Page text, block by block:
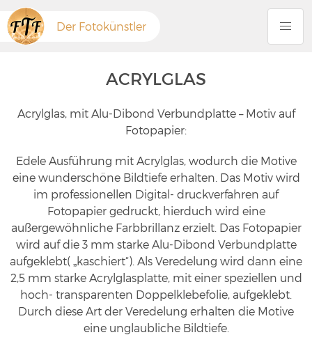
Der Fotokünstler
ACRYLGLAS
Acrylglas, mit Alu-Dibond Verbundplatte – Motiv auf
Fotopapier:
Edele Ausführung mit Acrylglas, wodurch die Motive
eine wunderschöne Bildtiefe erhalten. Das Motiv wird
im professionellen Digital- druckverfahren auf
Fotopapier gedruckt, hierduch wird eine
außergewöhnliche Farbbrillanz erzielt. Das Fotopapier
wird auf die 3 mm starke Alu-Dibond Verbundplatte
aufgeklebt( „kaschiert“). Als Veredelung wird dann eine
2,5 mm starke Acrylglasplatte, mit einer speziellen und
hoch- transparenten Doppelklebefolie, aufgeklebt.
Durch diese Art der Veredelung erhalten die Motive
eine unglaubliche Bildtiefe.